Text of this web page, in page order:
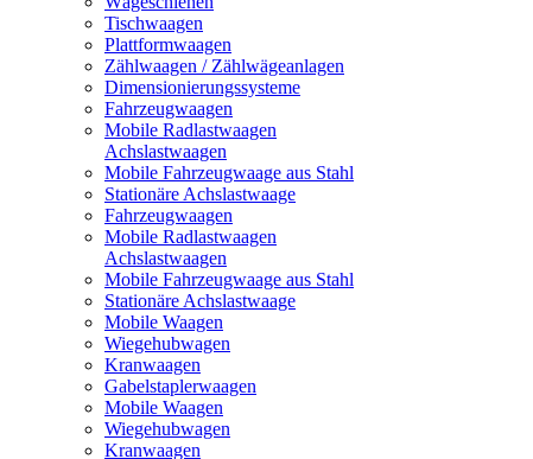
Tischwaagen
Plattformwaagen
Zählwaagen / Zählwägeanlagen
Dimensionierungssysteme
Fahrzeugwaagen
Mobile Radlastwaagen
Achslastwaagen
Mobile Fahrzeugwaage aus Stahl
Stationäre Achslastwaage
Fahrzeugwaagen
Mobile Radlastwaagen
Achslastwaagen
Mobile Fahrzeugwaage aus Stahl
Stationäre Achslastwaage
Mobile Waagen
Wiegehubwagen
Kranwaagen
Gabelstaplerwaagen
Mobile Waagen
Wiegehubwagen
Kranwaagen